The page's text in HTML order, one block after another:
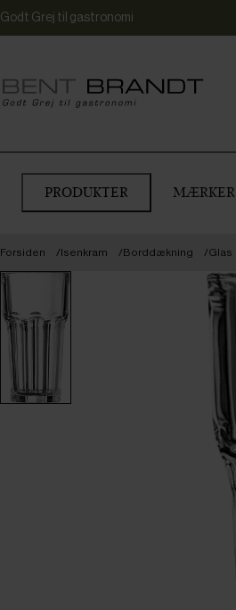
Godt Grej til gastronomi
PRODUKTER MÆRKER
Forsiden Isenkram Borddækning Glas